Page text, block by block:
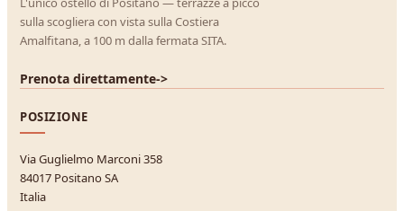
sulla scogliera con vista sulla Costiera
Amalfitana, a 100 m dalla fermata SITA.
Prenota direttamente->
POSIZIONE
Via Guglielmo Marconi 358
84017 Positano SA
Italia